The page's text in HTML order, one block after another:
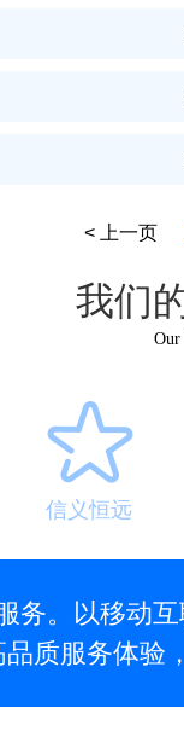
< 上一页
我们
Our
务。以移动
质服务体验
信义恒远